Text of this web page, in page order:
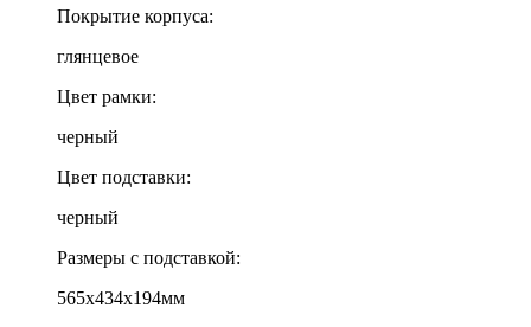
Покрытие корпуса:
глянцевое
Цвет рамки:
черный
Цвет подставки:
черный
Размеры с подставкой:
565x434x194мм